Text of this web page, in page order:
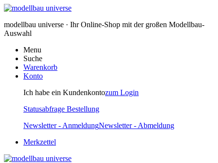
modellbau universe · Ihr Online-Shop mit der großen Modellbau-
Auswahl
Menu
Suche
Warenkorb
Konto
Ich habe ein Kundenkontozum Login
Statusabfrage Bestellung
Newsletter - AnmeldungNewsletter - Abmeldung
Merkzettel